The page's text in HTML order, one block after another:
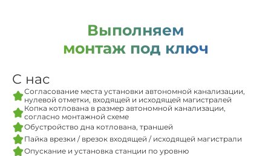
Выполняем
монтаж под ключ
С нас
Согласование места установки автономной канализации,
нулевой отметки, входящей и исходящей магистралей
Копка котлована в размер автономной канализации,
согласно монтажной схеме
Обустройство дна котлована, траншей
Пайка врезки / врезок входящей / исходящей магистрали
Опускание и установка станции по уровню